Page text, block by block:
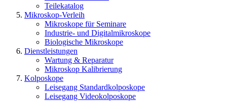
Teilekatalog
Mikroskop-Verleih
Mikroskope für Seminare
Industrie- und Digitalmikroskope
Biologische Mikroskope
Dienstleistungen
Wartung & Reparatur
Mikroskop Kalibrierung
Kolposkope
Leisegang Standardkolposkope
Leisegang Videokolposkope